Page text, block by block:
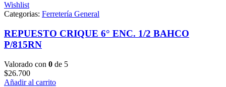
Wishlist
Categorias: Ferretería General
REPUESTO CRIQUE 6° ENC. 1/2 BAHCO
P/815RN
Valorado con 0 de 5
$26.700
Añadir al carrito